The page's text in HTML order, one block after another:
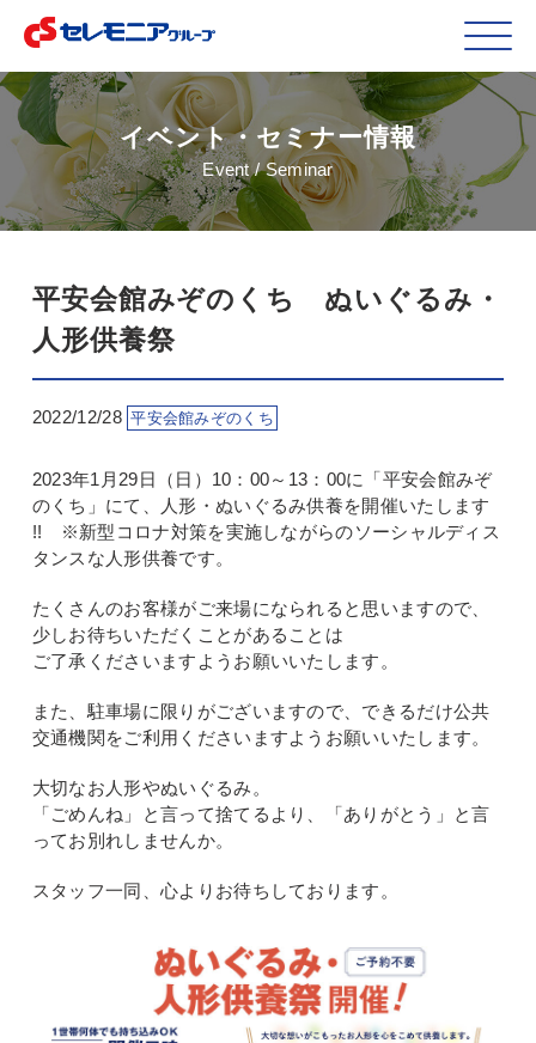
イベント・セミナー情報
Event / Seminar
平安会館みぞのくち ぬいぐるみ・
人形供養祭
2022/12/28 平安会館みぞのくち
2023年1月29日（日）10：00～13：00に「平安会館みぞ
のくち」にて、人形・ぬいぐるみ供養を開催いたします
!! ※新型コロナ対策を実施しながらのソーシャルディス
タンスな人形供養です。
たくさんのお客様がご来場になられると思いますので、
少しお待ちいただくことがあることは
ご了承くださいますようお願いいたします。
また、駐車場に限りがございますので、できるだけ公共
交通機関をご利用くださいますようお願いいたします。
大切なお人形やぬいぐるみ。
「ごめんね」と言って捨てるより、「ありがとう」と言
ってお別れしませんか。
スタッフ一同、心よりお待ちしております。